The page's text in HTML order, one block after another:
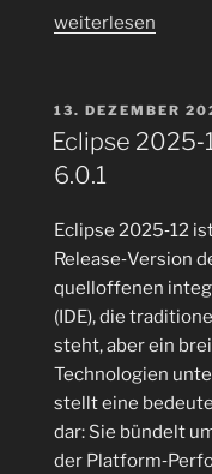
„Vom
Optimalroute:
Dijkstra
rettet
24.
Dezember
–
Sortierschranke
(sorting
barrier)
durchbrochen“
weiterlesen
VERÖFFENTLICHT
AM
13. DEZEMBER
Eclipse
6.0.1
Eclipse 2025‑12
Release‑Version
quelloffenen
(IDE), die
steht, aber ein
Technologien
stellt eine
dar: Sie bündelt
der